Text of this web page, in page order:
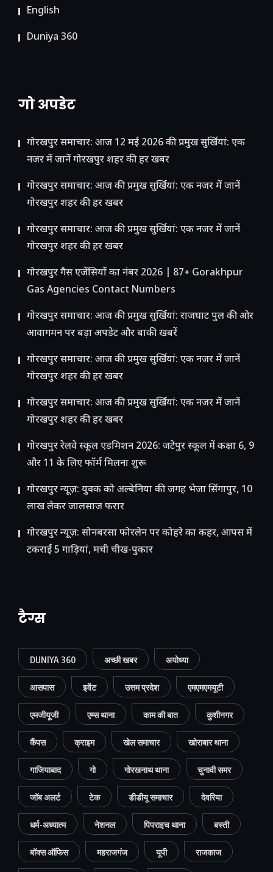
English
Duniya 360
गो अपडेट
गोरखपुर समाचार: आज 12 मई 2026 की प्रमुख सुर्खियां: एक
नजर में जानें गोरखपुर शहर की हर खबर
गोरखपुर समाचार: आज की प्रमुख सुर्खियां: एक नजर में जानें
गोरखपुर शहर की हर खबर
गोरखपुर समाचार: आज की प्रमुख सुर्खियां: एक नजर में जानें
गोरखपुर शहर की हर खबर
गोरखपुर गैस एजेंसियों का नंबर 2026 | 87+ Gorakhpur
Gas Agencies Contact Numbers
गोरखपुर समाचार: आज की प्रमुख सुर्खियां: राजघाट पुल की ओर
आवागमन पर बड़ा अपडेट और बाकी खबरें
गोरखपुर समाचार: आज की प्रमुख सुर्खियां: एक नजर में जानें
गोरखपुर शहर की हर खबर
गोरखपुर समाचार: आज की प्रमुख सुर्खियां: एक नजर में जानें
गोरखपुर शहर की हर खबर
गोरखपुर रेलवे स्कूल एडमिशन 2026: जटेपुर स्कूल में कक्षा 6, 9
और 11 के लिए फॉर्म मिलना शुरू
गोरखपुर न्यूज़: युवक को अल्बेनिया की जगह भेजा सिंगापुर, 10
लाख लेकर जालसाज फरार
गोरखपुर न्यूज़: सोनबरसा फोरलेन पर कोहरे का कहर, आपस में
टकराईं 5 गाड़ियां, मची चीख-पुकार
टैग्स
DUNIYA 360 अच्छी खबर अयोध्या
आसपास इवेंट उत्तम प्रदेश एमएमएमयूटी
एमजीयूजी एम्स थाना काम की बात कुशीनगर
कैंपस क्राइम खेल समाचार खोराबार थाना
गाजियाबाद गो गोरखनाथ थाना चुनावी समर
जॉब अलर्ट टेक डीडीयू समाचार देवरिया
धर्म-अध्यात्म नेशनल पिपराइच थाना बस्ती
बॉक्स ऑफिस महराजगंज यूपी राजकाज